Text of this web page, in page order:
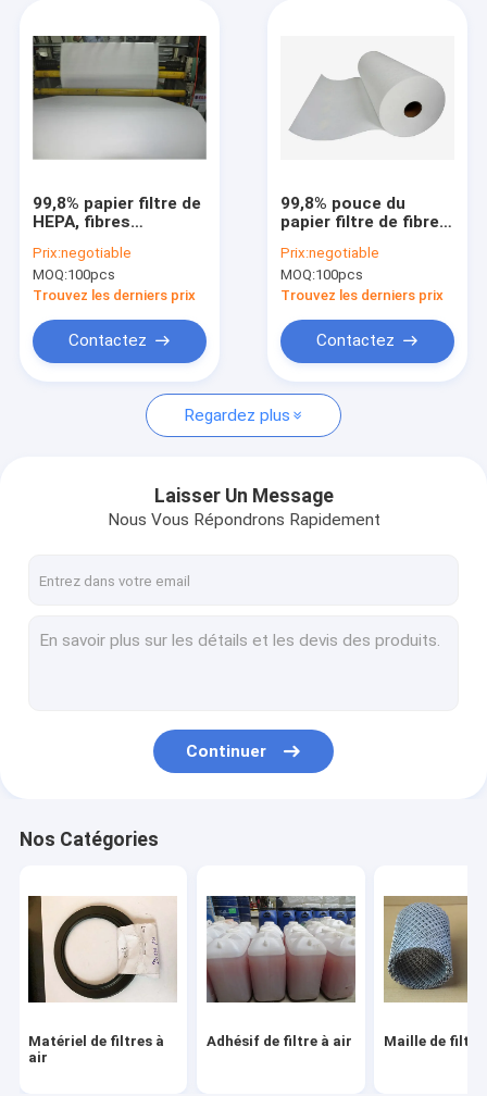
Des produits
Au sujet de nous
Demandez une citation
Matériel de filtres à air
Adhésif de filtre à air
élément de filtre à air
Élément filtrant d'acier inoxydable
Filtre de HEPA faisant la machine
Fil pliable Mesh Cage
99,8% papier filtre de
HEPA, fibres
filtre de 50 microns
Prix:negotiable
MOQ:100pcs
Trouvez les derniers prix
Contactez
99,8% pouce du
papier filtre de fibre
pour le filtre à air de
turbine à gaz
Prix:negotiable
MOQ:100pcs
Trouvez les derniers prix
Contactez
Regardez plus
Laisser Un Message
Nous Vous Répondrons Rapidement
Continuer
Nos Catégories
Matériel de filtres à
air
Adhésif de filtre à air Maille de filtre